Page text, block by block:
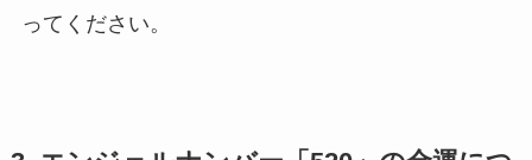
ってください。